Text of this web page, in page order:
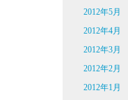
2012年5月
2012年4月
2012年3月
2012年2月
2012年1月